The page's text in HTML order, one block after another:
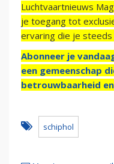
Luchtvaartnieuws
je toegang tot
ervaring die je
Abonneer je
een gemeenschap
betrouwbaarheid
schiphol